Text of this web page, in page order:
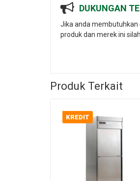
DUKUNGAN
Jika anda
produk dan merek ini
Produk Terkait
KREDIT